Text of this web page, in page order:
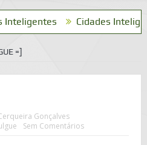
Cidades
=]
Gonçalves
Sem Comentários